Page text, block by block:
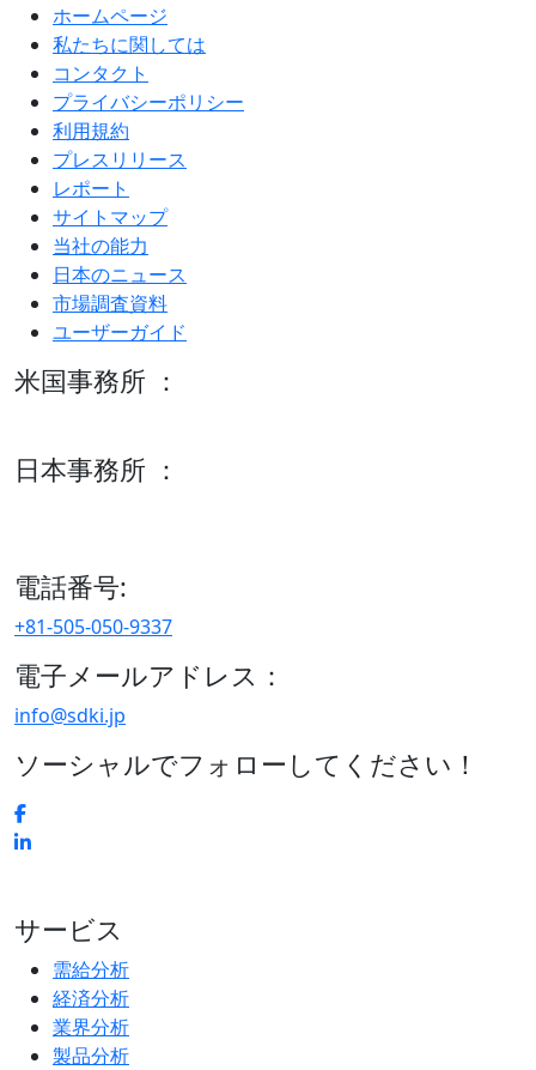
ホームページ
私たちに関しては
コンタクト
プライバシーポリシー
利用規約
プレスリリース
レポート
サイトマップ
当社の能力
日本のニュース
市場調査資料
ユーザーガイド
米国事務所 ：
日本事務所 ：
電話番号:
+81-505-050-9337
電子メールアドレス：
info@sdki.jp
ソーシャルでフォローしてください！
サービス
需給分析
経済分析
業界分析
製品分析